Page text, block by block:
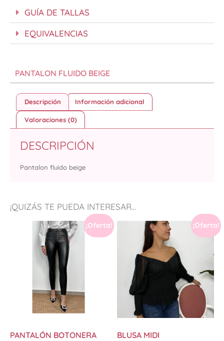
GUÍA DE TALLAS
EQUIVALENCIAS
¡QUIZÁS TE PUEDA INTERESAR...
¡Oferta!
PANTALÓN BOTONERA
¡Oferta!
BLUSA MIDI
PANTALON FLUIDO BEIGE
Descripción Información adicional
Valoraciones (0)
DESCRIPCIÓN
Pantalon fluido beige